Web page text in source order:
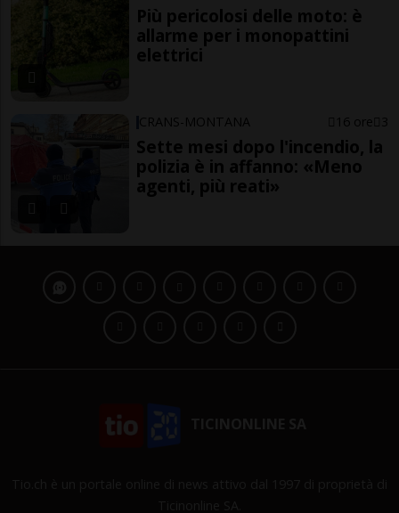
Più pericolosi delle moto: è
allarme per i monopattini
elettrici
CRANS-MONTANA 16 ore 3
Sette mesi dopo l'incendio, la
polizia è in affanno: «Meno
agenti, più reati»